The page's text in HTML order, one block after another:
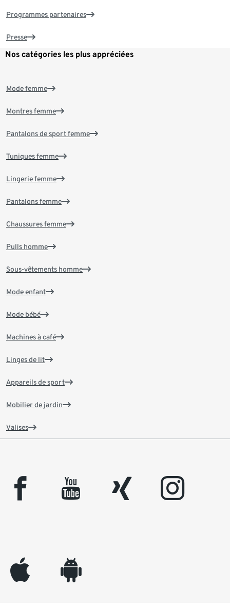
Programmes partenaires
Presse
Nos catégories les plus appréciées
Mode femme
Montres femme
Pantalons de sport femme
Tuniques femme
Lingerie femme
Pantalons femme
Chaussures femme
Pulls homme
Sous-vêtements homme
Mode enfant
Mode bébé
Machines à café
Linges de lit
Appareils de sport
Mobilier de jardin
Valises
facebook youtube xing instagram
appleinc android